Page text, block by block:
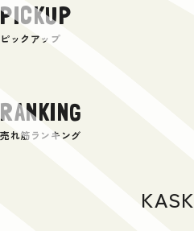
PICKUP
ピックアップ
RANKING
売れ筋ランキング
KASK